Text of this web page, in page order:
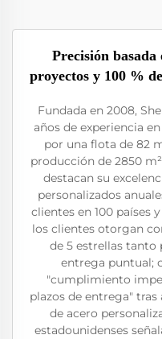
Precisión basada
proyectos y 100 %
Fundada en 2008,
años de experiencia
por una flota de 82
producción de 2850
destacan su
personalizados
clientes en 100 países
los clientes otorgan
de 5 estrellas tanto
entrega puntual;
"cumplimiento
plazos de entrega" tras
de acero
estadounidenses